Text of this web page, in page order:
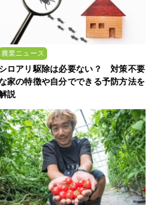
農業ニュース
シロアリ駆除は必要ない？ 対策不要
家の特徴や自分でできる予防方法を
説